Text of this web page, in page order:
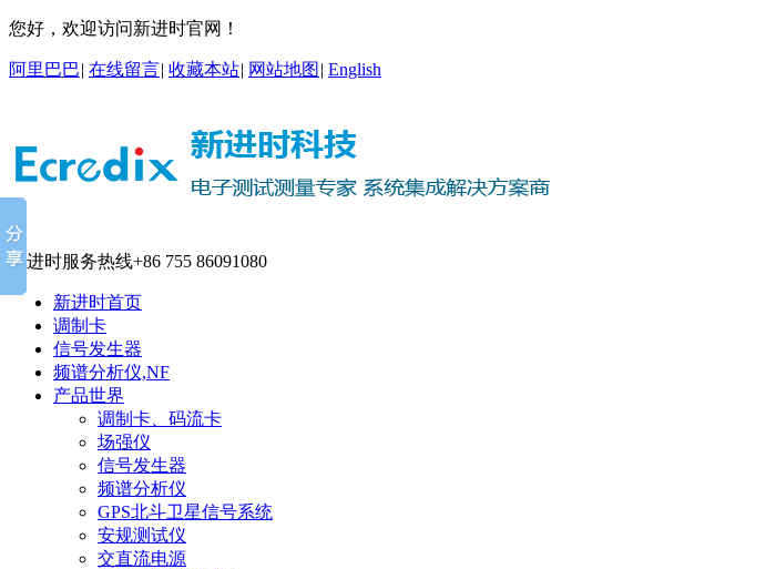
您好，欢迎访问新进时官网！
阿里巴巴| 在线留言| 收藏本站| 网站地图 | English
新进时服务热线+86 755 86091080
新进时首页
调制卡
信号发生器
频谱分析仪,NF
产品世界
调制卡、码流卡
场强仪
信号发生器
频谱分析仪
GPS北斗卫星信号系统
安规测试仪
交直流电源